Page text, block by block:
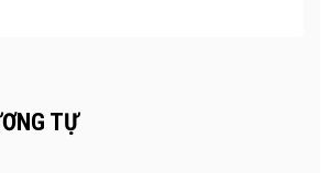
TỰ